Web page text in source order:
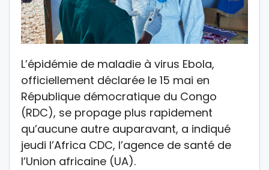
L’épidémie de maladie à virus Ebola,
officiellement déclarée le 15 mai en
République démocratique du Congo
(RDC), se propage plus rapidement
qu’aucune autre auparavant, a indiqué
jeudi l’Africa CDC, l’agence de santé de
l’Union africaine (UA).